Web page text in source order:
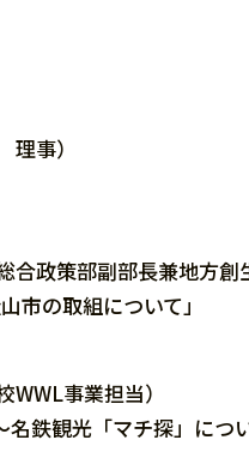
）
長兼地方創生戦
について」
業担当）
マチ探」につい